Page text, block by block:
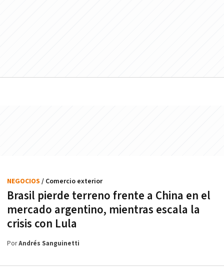
Brasil pierde terreno frente a China en el
mercado argentino, mientras escala la
crisis con Lula
NEGOCIOS / Comercio exterior
PorAndrés Sanguinetti